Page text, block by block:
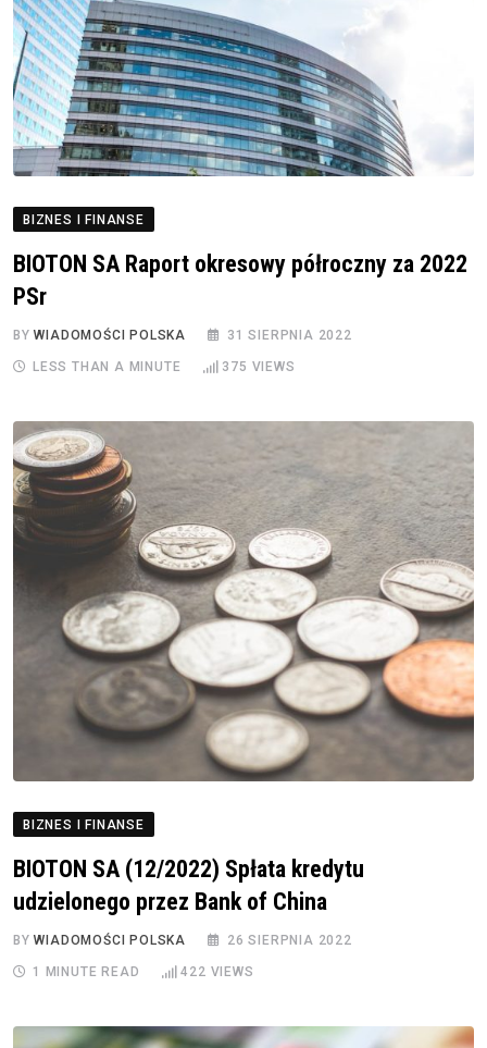
BIZNES I FINANSE
BIOTON SA Raport okresowy półroczny za 2022
PSr
BYWIADOMOŚCI POLSKA 31 SIERPNIA 2022
LESS THAN A MINUTE 375 VIEWS
BIZNES I FINANSE
BIOTON SA (12/2022) Spłata kredytu
udzielonego przez Bank of China
BYWIADOMOŚCI POLSKA 26 SIERPNIA 2022
1 MINUTE READ 422 VIEWS